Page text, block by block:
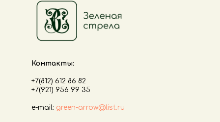
Контакты:
+7(812) 612 86 82
+7(921) 956 99 35
е-mail: green-arrow@list.ru